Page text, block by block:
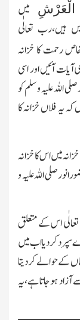
میں
ہیں،رب تعالٰی
رحمت کا خزانہ
آئیں اور اسی
اللہ علیہ و سلم کو
یہ فلاں خزانہ کا
میں اس کا خزانہ
صلی اللہ علیہ و
اس کے متعلق
کردیا اب میں
کے حوالے کردیتا
آزاد ہوجاتا ہے،یہ